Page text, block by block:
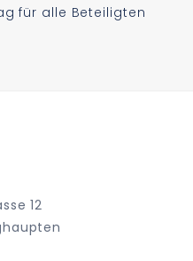
für alle Beteiligten
12